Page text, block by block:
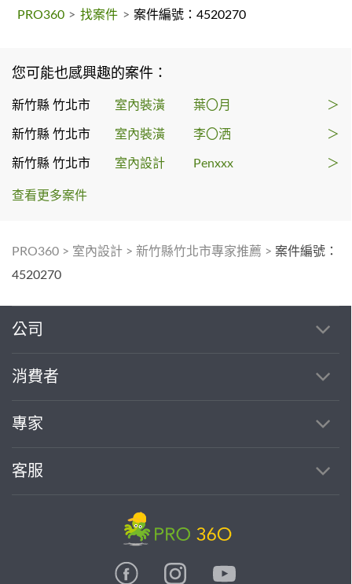
PRO360 > 找案件 > 案件編號：4520270
您可能也感興趣的案件：
新竹縣 竹北市 室內裝潢 葉〇月 ＞
新竹縣 竹北市 室內裝潢 李〇洒 ＞
新竹縣 竹北市 室內設計 Penxxx ＞
查看更多案件
PRO360 > 室內設計 > 新竹縣竹北市專家推薦 > 案件編號：
4520270
公司
消費者
專家
客服